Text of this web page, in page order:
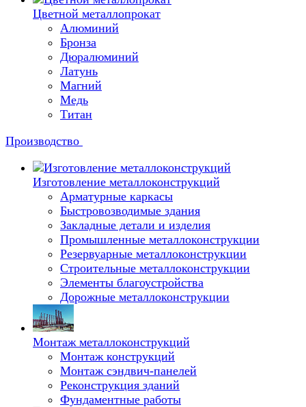
Цветной металлопрокат
Алюминий
Бронза
Дюралюминий
Латунь
Магний
Медь
Титан
Производство
Изготовление металлоконструкций
Арматурные каркасы
Быстровозводимые здания
Закладные детали и изделия
Промышленные металлоконструкции
Резервуарные металлоконструкции
Строительные металлоконструкции
Элементы благоустройства
Дорожные металлоконструкции
Монтаж металлоконструкций
Монтаж конструкций
Монтаж сэндвич-панелей
Реконструкция зданий
Фундаментные работы